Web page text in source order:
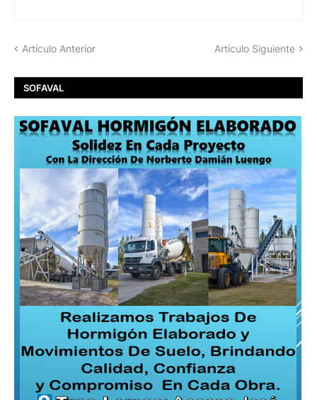
Artículo Anterior Artículo Siguiente
SOFAVAL